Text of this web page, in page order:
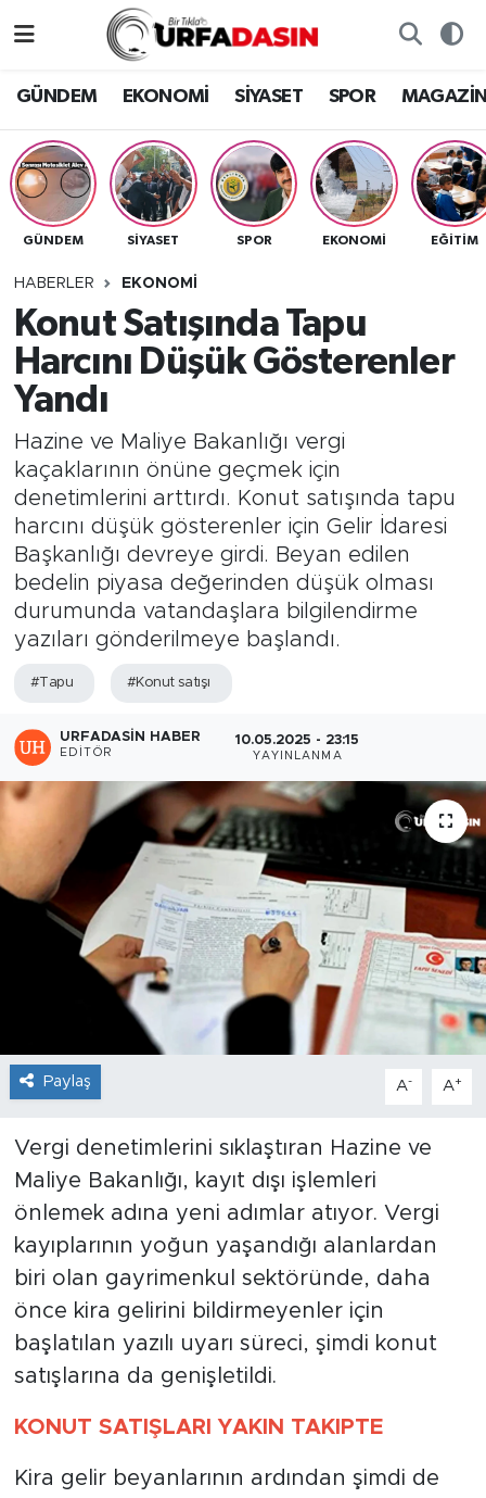
GÜNDEM EKONOMİ SİYASET SPOR
GÜNDEM SİYASET SPOR EKONOMİ EĞITIM
HABERLER EKONOMİ
Konut Satışında Tapu
Harcını Düşük Gösterenler
Yandı
Hazine ve Maliye Bakanlığı vergi
kaçaklarının önüne geçmek için
denetimlerini arttırdı. Konut satışında tapu
harcını düşük gösterenler için Gelir İdaresi
Başkanlığı devreye girdi. Beyan edilen
bedelin piyasa değerinden düşük olması
durumunda vatandaşlara bilgilendirme
yazıları gönderilmeye başlandı.
#Tapu #Konut satışı
URFADASIN HABER
EDITÖR
10.05.2025 - 23:15
YAYINLANMA
Paylaş A- A+
Vergi denetimlerini sıklaştıran Hazine ve
Maliye Bakanlığı, kayıt dışı işlemleri
önlemek adına yeni adımlar atıyor. Vergi
kayıplarının yoğun yaşandığı alanlardan
biri olan gayrimenkul sektöründe, daha
önce kira gelirini bildirmeyenler için
başlatılan yazılı uyarı süreci, şimdi konut
satışlarına da genişletildi.
KONUT SATIŞLARI YAKIN TAKIPTE
Kira gelir beyanlarının ardından şimdi de
EKONOMİ
SİYASET
SPOR
SAĞLIK
TEKNOLOJİ
OTOMOBİL
Gizlilik ve Güvenlik Politikası
İletişim
Nöbetçi Eczaneler
Hava Durumu
Namaz Vakitleri
Trafik Durumu
Tüm Manşetler
Son Dakika Haberleri
Haber Arşivi